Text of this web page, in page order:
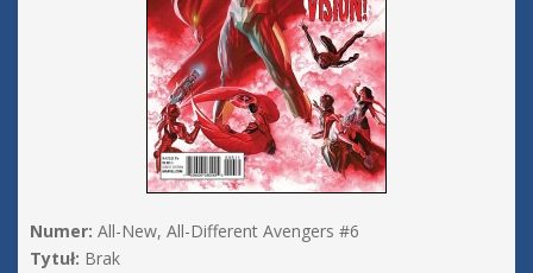
Numer: All-New, All-Different Avengers #6
Tytuł: Brak